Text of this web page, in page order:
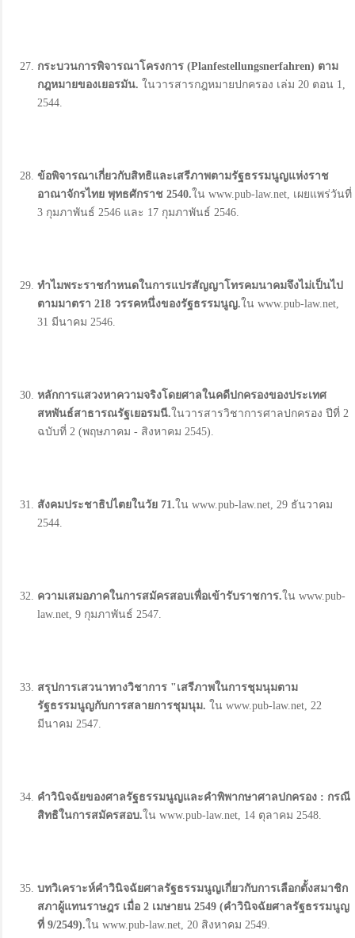
กระบวนการพิจารณาโครงการ (Planfestellungsnerfahren) ตาม
กฎหมายของเยอรมัน. ในวารสารกฎหมายปกครอง เล่ม 20 ตอน 1,
2544.
ข้อพิจารณาเกี่ยวกับสิทธิและเสรีภาพตามรัฐธรรมนูญแห่งราช
อาณาจักรไทย พุทธศักราช 2540.ใน www.pub-law.net, เผยแพร่วันที่
3 กุมภาพันธ์ 2546 และ 17 กุมภาพันธ์ 2546.
ทำไมพระราชกำหนดในการแปรสัญญาโทรคมนาคมจึงไม่เป็นไป
ตามมาตรา 218 วรรคหนึ่งของรัฐธรรมนูญ.ใน www.pub-law.net,
31 มีนาคม 2546.
หลักการแสวงหาความจริงโดยศาลในคดีปกครองของประเทศ
สหพันธ์สาธารณรัฐเยอรมนี.ในวารสารวิชาการศาลปกครอง ปีที่ 2
ฉบับที่ 2 (พฤษภาคม - สิงหาคม 2545).
สังคมประชาธิปไตยในวัย 71.ใน www.pub-law.net, 29 ธันวาคม
2544.
ความเสมอภาคในการสมัครสอบเพื่อเข้ารับราชการ.ใน www.pub-
law.net, 9 กุมภาพันธ์ 2547.
สรุปการเสวนาทางวิชาการ " เสรีภาพในการชุมนุมตาม
รัฐธรรมนูญกับการสลายการชุมนุม. ใน www.pub-law.net, 22
มีนาคม 2547.
คำวินิจฉัยของศาลรัฐธรรมนูญและคำพิพากษาศาลปกครอง : กรณี
สิทธิในการสมัครสอบ.ใน www.pub-law.net, 14 ตุลาคม 2548.
บทวิเคราะห์คำวินิจฉัยศาลรัฐธรรมนูญเกี่ยวกับการเลือกตั้งสมาชิก
สภาผู้แทนราษฎร เมื่อ 2 เมษายน 2549 (คำวินิจฉัยศาลรัฐธรรมนูญ
ที่ 9/2549).ใน www.pub-law.net, 20 สิงหาคม 2549.